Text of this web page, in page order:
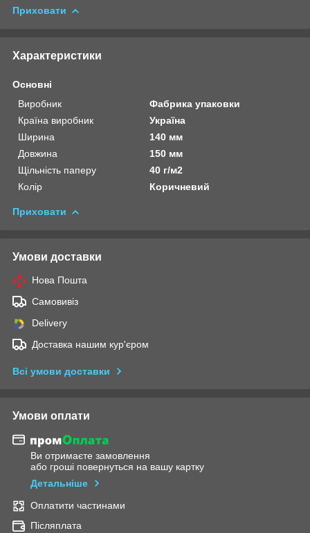
Приховати
Характеристики
Основні
Виробник
Фабрика упаковки
Країна виробник
Україна
Ширина
140 мм
Довжина
150 мм
Щільність паперу
40 г/м2
Колір
Коричневий
Приховати
Умови доставки
Нова Пошта
Самовивіз
Delivery
Доставка нашим кур'єром
Всі умови доставки
Умови оплати
Ви отримаєте замовлення
або гроші повернуться на вашу картку
Детальніше
Оплатити частинами
Післяплата